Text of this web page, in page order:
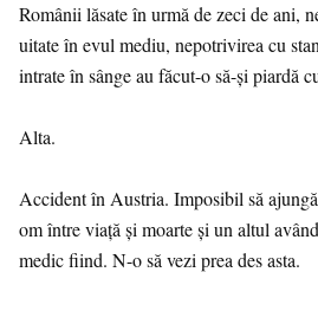
Românii lăsate în urmă de zeci de ani,
uitate în evul mediu, nepotrivirea cu
intrate în sânge au făcut-o să-și piardă
Alta.
Accident în Austria. Imposibil să
om între viață și moarte și un altul
medic fiind. N-o să vezi prea des asta.